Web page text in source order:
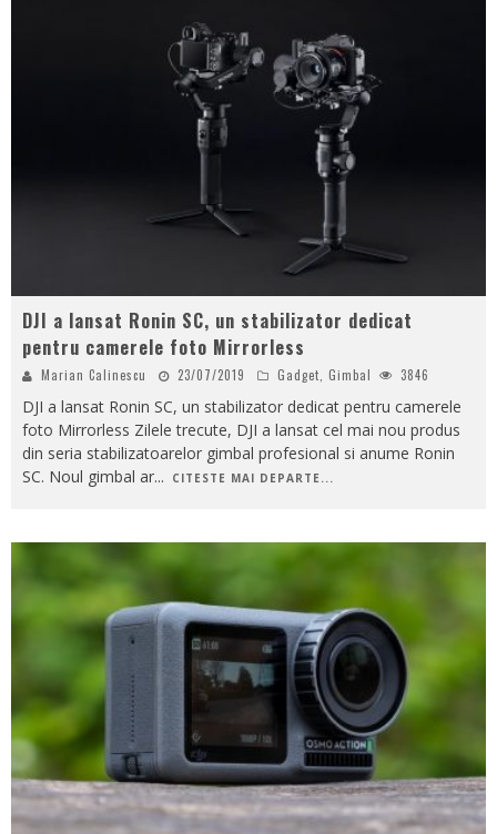
DJI a lansat Ronin SC, un stabilizator dedicat
pentru camerele foto Mirrorless
Marian Calinescu 23/07/2019 Gadget Gimbal 3846
DJI a lansat Ronin SC, un stabilizator dedicat pentru camerele
foto Mirrorless Zilele trecute, DJI a lansat cel mai nou produs
din seria stabilizatoarelor gimbal profesional si anume Ronin
SC. Noul gimbal ar... CITESTE MAI DEPARTE...